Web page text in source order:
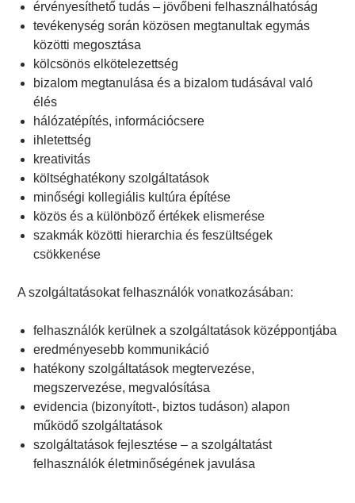
érvényesíthető tudás– jövőbeni felhasználhatóság
tevékenység során közösen megtanultak egymás
közötti megosztása
kölcsönös elkötelezettség
bizalom megtanulása és a bizalom tudásával való
élés
hálózatépítés, információcsere
ihletettség
kreativitás
költséghatékony szolgáltatások
minőségi kollegiális kultúra építése
közös és a különböző értékek elismerése
szakmák közötti hierarchia és feszültségek
csökkenése
A szolgáltatásokat felhasználók vonatkozásában:
felhasználók kerülnek a szolgáltatások középpontjába
eredményesebb kommunikáció
hatékony szolgáltatások megtervezése,
megszervezése, megvalósítása
evidencia (bizonyított-, biztos tudáson) alapon
működő szolgáltatások
szolgáltatások fejlesztése – a szolgáltatást
felhasználók életminőségének javulása